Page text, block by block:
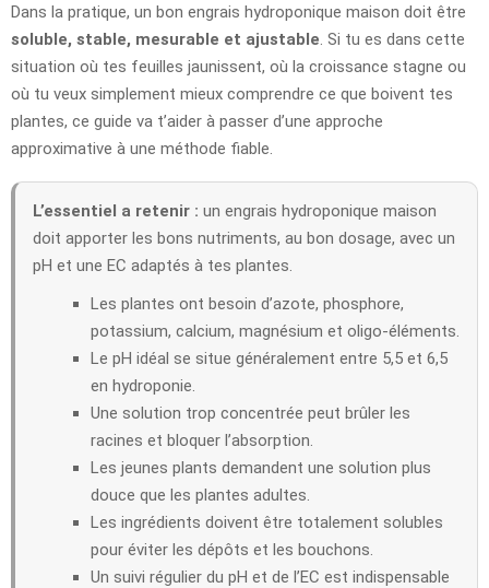
Dans la pratique, un bon engrais hydroponique maison doit être
soluble, stable, mesurable et ajustable . Si tu es dans cette
situation où tes feuilles jaunissent, où la croissance stagne ou
où tu veux simplement mieux comprendre ce que boivent tes
plantes, ce guide va t’aider à passer d’une approche
approximative à une méthode fiable.
L’essentiel a retenir : un engrais hydroponique maison
doit apporter les bons nutriments, au bon dosage, avec un
pH et une EC adaptés à tes plantes.
Les plantes ont besoin d’azote, phosphore,
potassium, calcium, magnésium et oligo-éléments.
Le pH idéal se situe généralement entre 5,5 et 6,5
en hydroponie.
Une solution trop concentrée peut brûler les
racines et bloquer l’absorption.
Les jeunes plants demandent une solution plus
douce que les plantes adultes.
Les ingrédients doivent être totalement solubles
pour éviter les dépôts et les bouchons.
Un suivi régulier du pH et de l’EC est indispensable